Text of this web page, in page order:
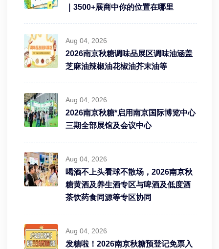
｜3500+展商中你的位置在哪里
Aug 04, 2026
2026南京秋糖调味品展区调味油涵盖
芝麻油辣椒油花椒油芥末油等
Aug 04, 2026
2026南京秋糖*启用南京国际博览中心
三期全部展馆及会议中心
Aug 04, 2026
喝酒不上头看球不散场，2026南京秋
糖黄酒及养生酒专区与啤酒及低度酒
茶饮药食同源等专区协同
Aug 04, 2026
发糖啦！2026南京秋糖预登记免票入